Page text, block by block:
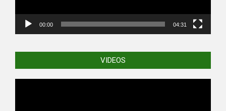
00:00 04:31
VIDEOS